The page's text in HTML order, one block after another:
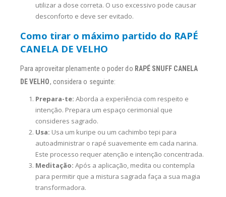
utilizar a dose correta. O uso excessivo pode causar
desconforto e deve ser evitado.
Como tirar o máximo partido do RAPÉ
CANELA DE VELHO
Para aproveitar plenamente o poder do RAPÉ SNUFF CANELA
DE VELHO, considera o seguinte:
Prepara-te: Aborda a experiência com respeito e
intenção. Prepara um espaço cerimonial que
consideres sagrado.
Usa: Usa um kuripe ou um cachimbo tepi para
autoadministrar o rapé suavemente em cada narina.
Este processo requer atenção e intenção concentrada.
Meditação: Após a aplicação, medita ou contempla
para permitir que a mistura sagrada faça a sua magia
transformadora.